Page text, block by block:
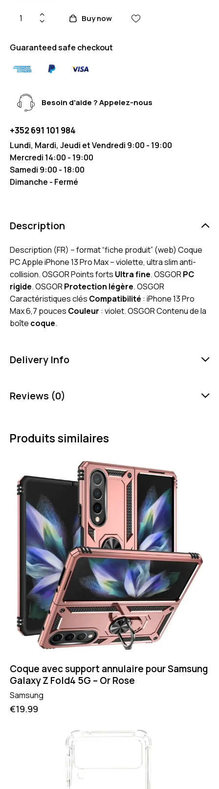
Buy now
Guaranteed safe checkout
Besoin d'aide ? Appelez-nous
+352 691 101 984
Lundi, Mardi, Jeudi et Vendredi 9:00 - 19:00
Mercredi 14:00 - 19:00
Samedi 9:00 - 18:00
Dimanche - Fermé
Description
Description (FR) – format “fiche produit” (web) Coque
PC Apple iPhone 13 Pro Max – violette, ultra slim anti-
collision. OSGOR Points forts Ultra fine. OSGORPC
rigide. OSGORProtection légère. OSGOR
Caractéristiques clés Compatibilité : iPhone 13 Pro
Max 6,7 pouces Couleur : violet. OSGOR Contenu de la
boîte coque.
Delivery Info
Reviews (0)
Produits similaires
Coque avec support annulaire pour Samsung
Galaxy Z Fold4 5G – Or Rose
Samsung
€19.99